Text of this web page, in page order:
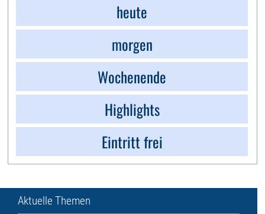
heute
morgen
Wochenende
Highlights
Eintritt frei
Aktuelle Themen